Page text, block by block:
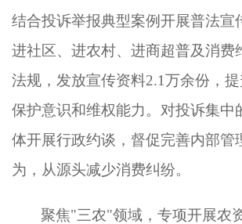
结合投诉举报典型案例开展普法宣
进社区、进农村、进商超普及消费
法规，发放宣传资料2.1万余份，
保护意识和维权能力。对投诉集中
体开展行政约谈，督促完善内部管
为，从源头减少消费纠纷。
聚焦"三农"领域，专项开展农